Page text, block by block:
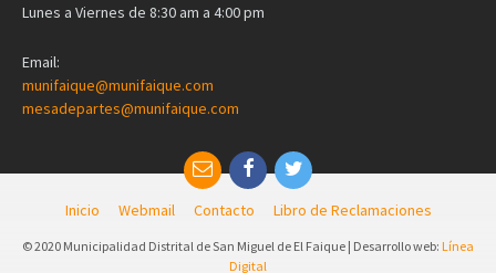
Lunes a Viernes de 8:30 am a 4:00 pm
Email:
munifaique@munifaique.com
mesadepartes@munifaique.com
Inicio Webmail Contacto Libro de Reclamaciones
© 2020 Municipalidad Distrital de San Miguel de El Faique | Desarrollo web: Línea
Digital